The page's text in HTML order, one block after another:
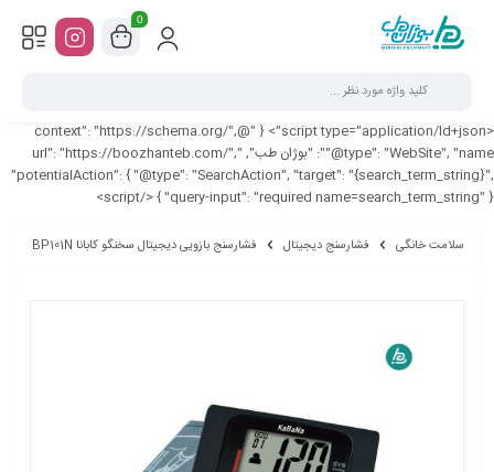
<script type="application/ld+json"> { "@context": "https://schema.org/",
"@type": "WebSite", "name": "بوژان طب", "url": "https://boozhanteb.com/",
"potentialAction": { "@type": "SearchAction", "target": "{search_term_string}",
"query-input": "required name=search_term_string" } } </script>
0
سلامت خانگی فشارسنج دیجیتال فشارسنج بازویی دیجیتال سخنگو کابانا BP101N